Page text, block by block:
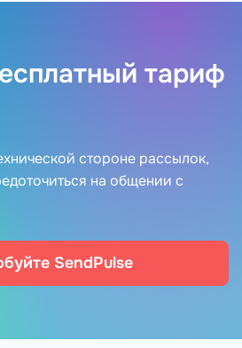
тариф
стороне рассылок,
на общении с
SendPulse